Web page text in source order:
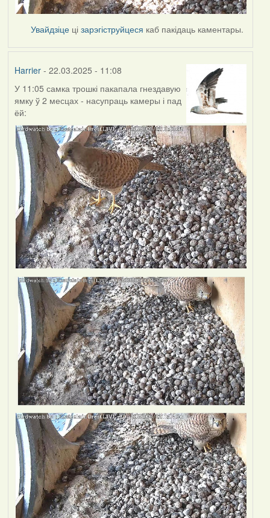
Увайдзіце цізарэгіструйцеся каб пакідаць каментары.
Harrier- 22.03.2025 - 11:08
У 11:05 самка трошкі пакапала гнездавую
ямку ў 2 месцах - насупраць камеры і пад
ёй: